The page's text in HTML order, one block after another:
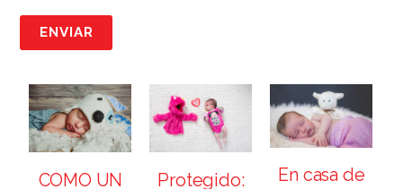
ENVIAR
COMO UN
Protegido:
En casa de